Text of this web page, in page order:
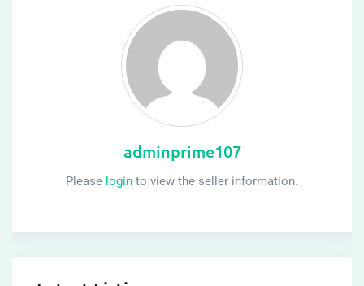
adminprime107
Please login to view the seller information.